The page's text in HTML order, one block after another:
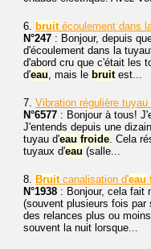
6. bruitécoulement dans
N°247 : Bonjour, depuis
d'écoulement dans la
d'abord cru que c'était les
d'eau, mais le bruitest...
7. Vibration régulière tuyau
N°6577 : Bonjour à tous!
J'entends depuis une
tuyau d'eau froide. Cela
tuyaux d'eau (salle...
8. Bruitcanalisation d'eau
N°1938 : Bonjour, cela fait
(souvent plusieurs fois par
des relances plus ou
souvent la nuit lorsque...